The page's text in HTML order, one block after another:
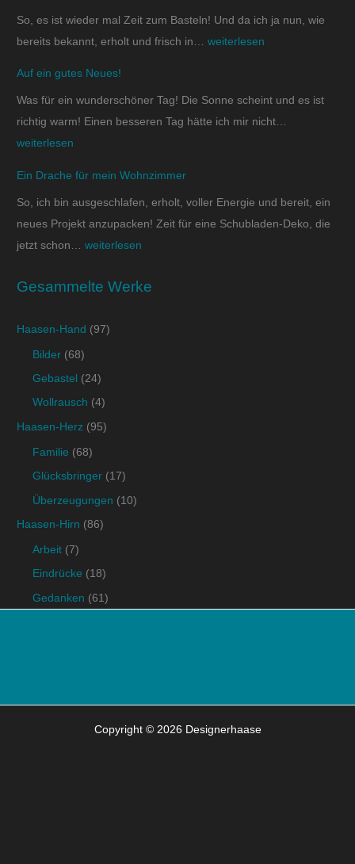
So, es ist wieder mal Zeit zum Basteln! Und da ich ja nun, wie
bereits bekannt, erholt und frisch in…weiterlesen
Auf ein gutes Neues!
Was für ein wunderschöner Tag! Die Sonne scheint und es ist
richtig warm! Einen besseren Tag hätte ich mir nicht…
weiterlesen
Ein Drache für mein Wohnzimmer
So, ich bin ausgeschlafen, erholt, voller Energie und bereit, ein
neues Projekt anzupacken! Zeit für eine Schubladen-Deko, die
jetzt schon…weiterlesen
Gesammelte Werke
Haasen-Hand (97)
Bilder (68)
Gebastel (24)
Wollrausch (4)
Haasen-Herz (95)
Familie (68)
Glücksbringer (17)
Überzeugungen (10)
Haasen-Hirn (86)
Arbeit (7)
Eindrücke (18)
Gedanken (61)
Copyright © 2026 Designerhaase